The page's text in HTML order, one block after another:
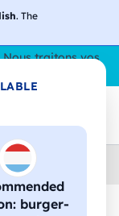
. The
burger-
traitons vos